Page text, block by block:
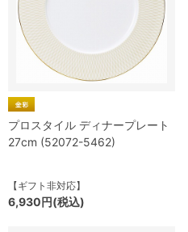
プロスタイル ディナープレート
27cm (52072-5462)
【ギフト非対応】
6,930円(税込)